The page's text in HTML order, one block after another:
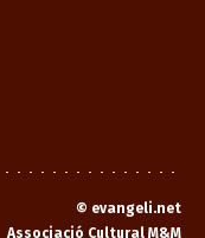
© evangeli.net
Associació Cultural M&M